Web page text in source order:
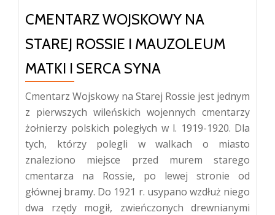
CMENTARZ WOJSKOWY NA
STAREJ ROSSIE I MAUZOLEUM
MATKI I SERCA SYNA
Cmentarz Wojskowy na Starej Rossie jest jednym
z pierwszych wileńskich wojennych cmentarzy
żołnierzy polskich poległych w l. 1919-1920. Dla
tych, którzy polegli w walkach o miasto
znaleziono miejsce przed murem starego
cmentarza na Rossie, po lewej stronie od
głównej bramy. Do 1921 r. usypano wzdłuż niego
dwa rzędy mogił, zwieńczonych drewnianymi